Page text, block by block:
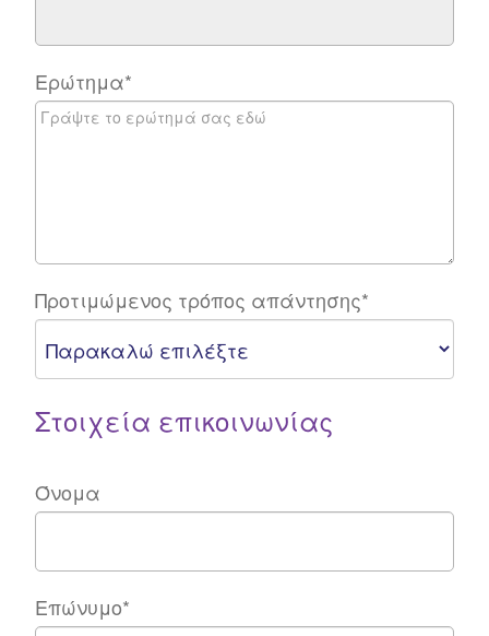
Ερώτημα*
Προτιμώμενος τρόπος απάντησης*
Στοιχεία επικοινωνίας
Όνομα
Επώνυμο*